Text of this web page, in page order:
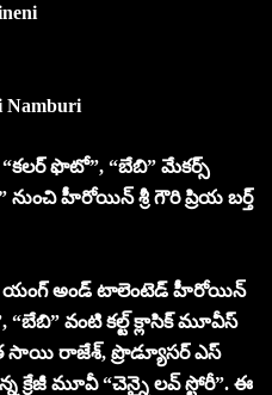
Namburi
ఫొటో”, “బేబి” మేకర్స్
నుంచి హీరోయిన్ శ్రీ గౌరి ప్రియ బర్త్
యంగ్ అండ్ టాలెంటెడ్ హీరోయిన్
వంటి కల్ట్ క్లాసిక్ మూవీస్
సాయి రాజేశ్, ప్రొడ్యూసర్ ఎస్
క్రేజీ మూవీ “చెన్నై లవ్ స్టోరీ”. ఈ